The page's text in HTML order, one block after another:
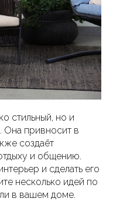
стильный, но и
Она привносит в
создаёт
и общению.
и сделать его
несколько идей по
в вашем доме.